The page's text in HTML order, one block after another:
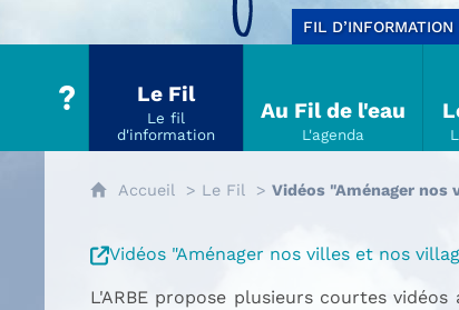
FIL
Le Fil
Au Fil de l'eau
Accueil Le Fil Vidéos "Aménager nos
Vidéos "Aménager nos villes et nos
L'ARBE propose plusieurs courtes